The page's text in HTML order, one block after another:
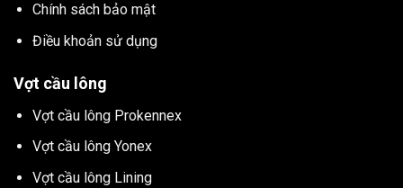
Chính sách bảo mật
Điều khoản sử dụng
Vợt cầu lông
Vợt cầu lông Prokennex
Vợt cầu lông Yonex
Vợt cầu lông Lining